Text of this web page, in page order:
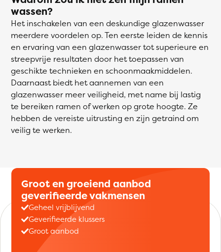
wassen?
Het inschakelen van een deskundige glazenwasser
meerdere voordelen op. Ten eerste leiden de kennis
en ervaring van een glazenwasser tot superieure en
streepvrije resultaten door het toepassen van
geschikte technieken en schoonmaakmiddelen.
Daarnaast biedt het aannemen van een
glazenwasser meer veiligheid, met name bij lastig
te bereiken ramen of werken op grote hoogte. Ze
hebben de vereiste uitrusting en zijn getraind om
veilig te werken.
Groot en groeiend aanbod
geverifieerde vakmensen
Geheel vrijblijvend
Geverifieerde klussers
Groot aanbod